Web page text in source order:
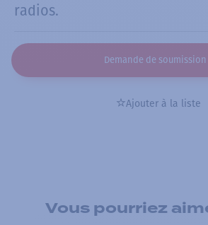
radios.
Demande de soumission
Ajouter à la liste
Vous pourriez